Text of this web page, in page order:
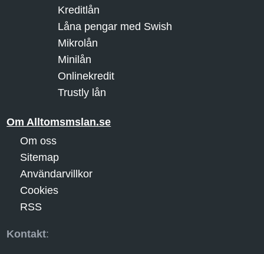
Kreditlån
Låna pengar med Swish
Mikrolån
Minilån
Onlinekredit
Trustly lån
Om Alltomsmslan.se
Om oss
Sitemap
Användarvillkor
Cookies
RSS
Kontakt: